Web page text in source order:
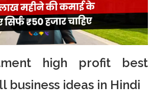
high profit best
business ideas in Hindi